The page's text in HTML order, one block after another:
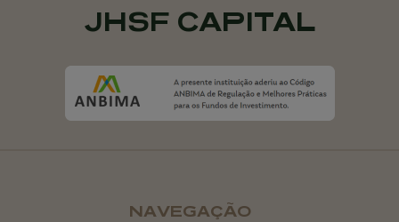
JHSF CAPITAL
NAVEGAÇÃO